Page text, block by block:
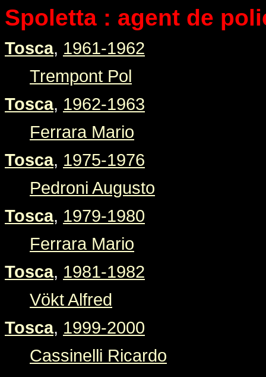
Spoletta : agent de
Tosca, 1961-1962
Trempont Pol
Tosca, 1962-1963
Ferrara Mario
Tosca, 1975-1976
Pedroni Augusto
Tosca, 1979-1980
Ferrara Mario
Tosca, 1981-1982
Vökt Alfred
Tosca, 1999-2000
Cassinelli Ricardo